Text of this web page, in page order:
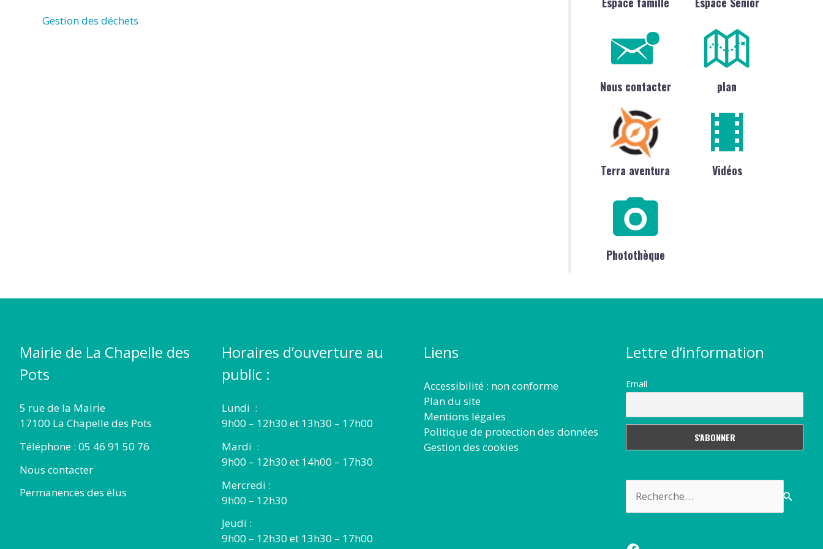
Gestion des déchets
Nous contacter plan
Terra aventura Vidéos
Photothèque
Mairie de La Chapelle des
Pots
5 rue de la Mairie
17100 La Chapelle des Pots
Téléphone : 05 46 91 50 76
Nous contacter
Permanences des élus
Horaires d’ouverture au
public :
Lundi :
9h00 – 12h30 et 13h30 – 17h00
Mardi :
9h00 – 12h30 et 14h00 – 17h30
Mercredi :
9h00 – 12h30
Jeudi :
9h00 – 12h30 et 13h30 – 17h00
Liens
Accessibilité : non conforme
Plan du site
Mentions légales
Politique de protection des données
Gestion des cookies
Lettre d’information
Email